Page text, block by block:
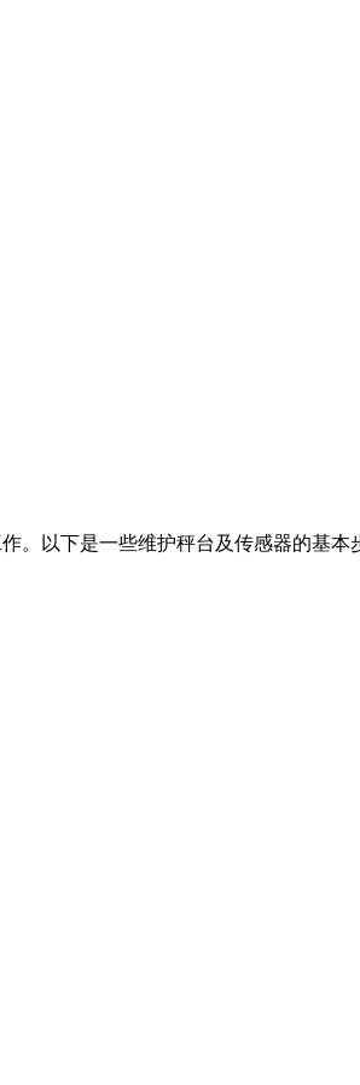
。以下是一些维护秤台及传感器的基本